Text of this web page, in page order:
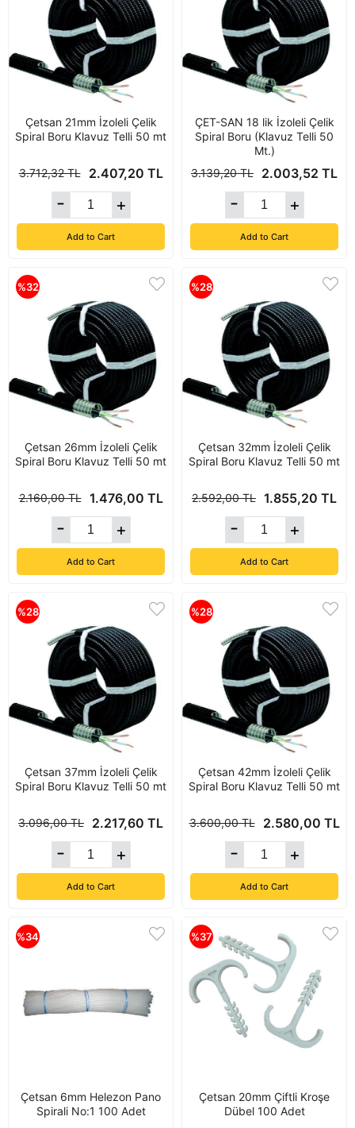
Çetsan 21mm İzoleli Çelik
Spiral Boru Klavuz Telli 50 mt
2.407,20 TL
3.712,32 TL
Add to Cart
ÇET-SAN 18 lik İzoleli Çelik
Spiral Boru (Klavuz Telli 50
Mt.)
2.003,52 TL
3.139,20 TL
Add to Cart
Çetsan 26mm İzoleli Çelik
Spiral Boru Klavuz Telli 50 mt
1.476,00 TL
2.160,00 TL
Add to Cart
%32
Çetsan 32mm İzoleli Çelik
Spiral Boru Klavuz Telli 50 mt
1.855,20 TL
2.592,00 TL
Add to Cart
%28
Çetsan 37mm İzoleli Çelik
Spiral Boru Klavuz Telli 50 mt
2.217,60 TL
3.096,00 TL
Add to Cart
%28
Çetsan 42mm İzoleli Çelik
Spiral Boru Klavuz Telli 50 mt
2.580,00 TL
3.600,00 TL
Add to Cart
%28
Çetsan 6mm Helezon Pano
Spirali No:1 100 Adet
%34
Çetsan 20mm Çiftli Kroşe
Dübel 100 Adet
%37